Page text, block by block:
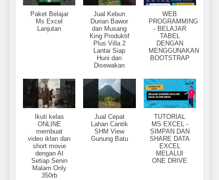
Paket Belajar
Ms Excel
Lanjutan
Jual Kebun
Durian Bawor
dan Musang
King Produktif
Plus Villa 2
Lantai Siap
Huni dan
Disewakan
WEB
PROGRAMMING
- BELAJAR
TABEL
DENGAN
MENGGUNAKAN
BOOTSTRAP
Ikuti kelas
ONLINE
membuat
video iklan dan
short movie
dengan AI
Setiap Senin
Malam Only
350rb
Jual Cepat
Lahan Cantik
SHM View
Gunung Batu
TUTORIAL
MS EXCEL -
SIMPAN DAN
SHARE DATA
EXCEL
MELALUI
ONE DRIVE